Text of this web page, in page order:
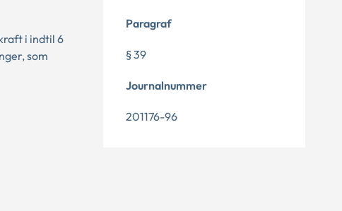
i indtil 6
som
Paragraf
§ 39
Journalnummer
201176-96